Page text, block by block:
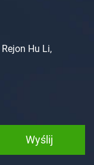
Hu Li,
Wyślij